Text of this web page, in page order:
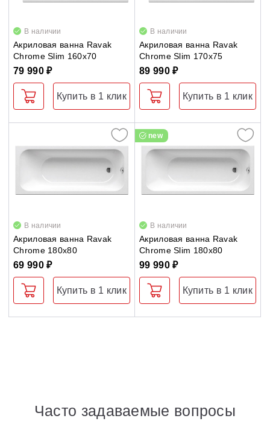
В наличии
Акриловая ванна Ravak
Chrome Slim 160х70
79 990 ₽
Купить в 1 клик
В наличии
Акриловая ванна Ravak
Chrome Slim 170х75
89 990 ₽
Купить в 1 клик
В наличии
Акриловая ванна Ravak
Chrome 180x80
69 990 ₽
Купить в 1 клик
new
В наличии
Акриловая ванна Ravak
Chrome Slim 180х80
99 990 ₽
Купить в 1 клик
Часто задаваемые вопросы